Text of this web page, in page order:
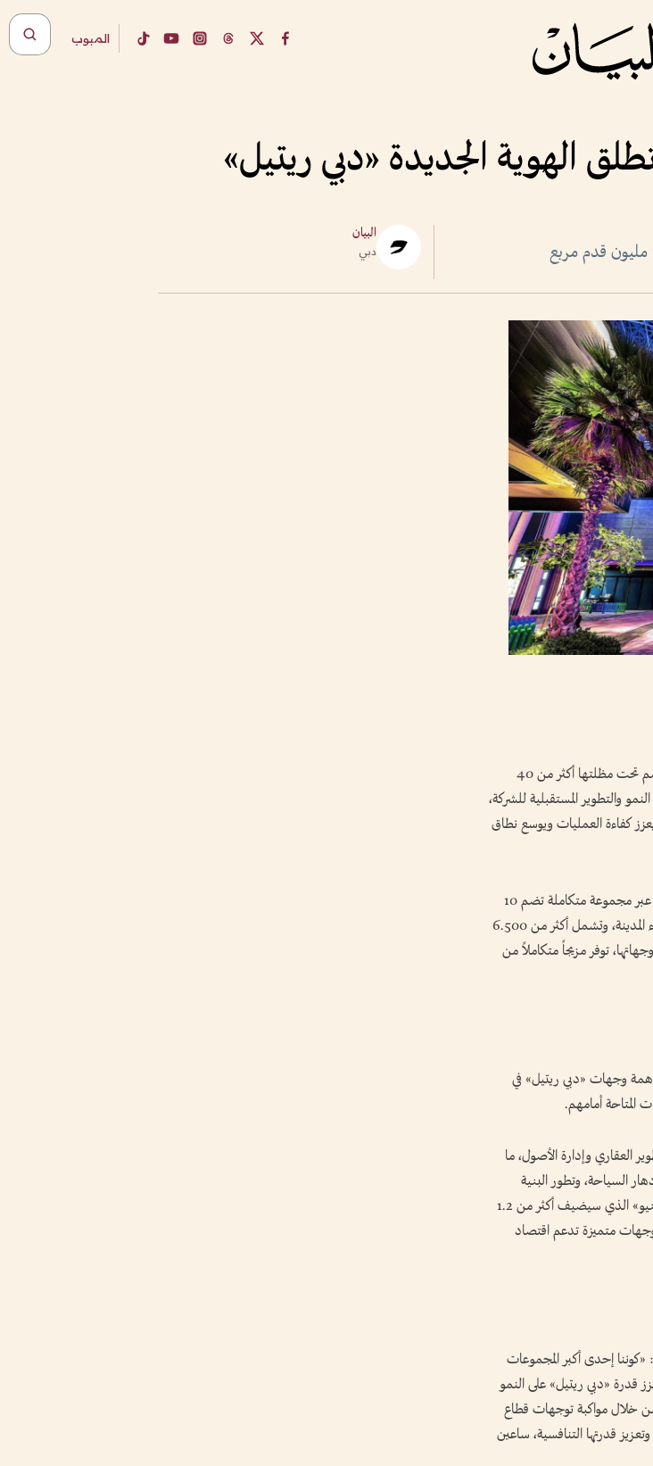
المبوب
الهوية الجديدة «دبي ريتيل»
البيان
دبي
أعلنت «دبي القابضة لإدارة الأصول» إطلاق الهوية الجديدة «دبي ريتيل»، التي تضم تحت مظلتها أكثر من 40
والتطوير المستقبلية للشركة،
كفاءة العمليات ويوسع نطاق
ويأتي هذا الإعلان ليؤكد حضور «دبي ريتيل» ركيزة رئيسية في قطاع التجزئة بدبي، عبر مجموعة متكاملة تضم 10
مراكز تسوق تجارية، و15 وجهة للترفيه، و18 مركزاً للتسوق موزعة في مختلف أنحاء المدينة، وتشمل أكثر من 6.500
ومن خلال تنوع وجهاتها، توفر مزيجاً متكاملاً من
وجهات «دبي ريتيل» في
المتاحة أمامهم.
العقاري وإدارة الأصول، ما
السياحة، وتطور البنية
الحضرية». مشيراً إلى أن افتتاح «مول ند الشبا» أخيراً، إلى جانب تطوير «الخيل أفينيو» الذي سيضيف أكثر من 1.2
وجهات متميزة تدعم اقتصاد
إحدى أكبر المجموعات
قدرة «دبي ريتيل» على النمو
خلال مواكبة توجهات قطاع
قدرتها التنافسية، ساعين